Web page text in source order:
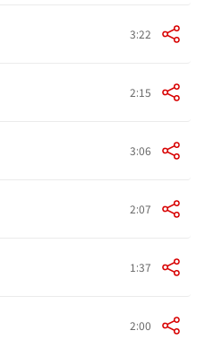
3:22
2:15
3:06
2:07
1:37
2:00